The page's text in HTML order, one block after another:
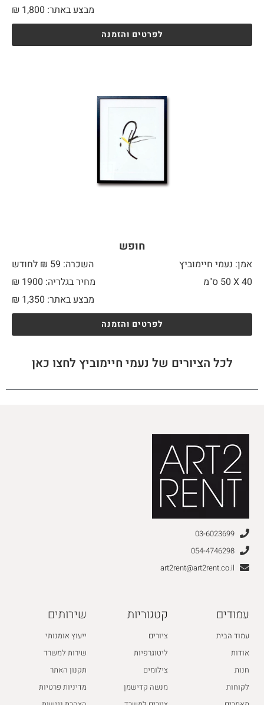
מבצע באתר:
₪ 1,800
לפרטים והזמנה
חופש
אמן: נעמי חיימוביץ
השכרה: 59 ₪ לחודש
40 X
מחיר בגלריה: 1900 ₪
מבצע באתר:
₪ 1,350
לפרטים והזמנה
לכל הציורים של נעמי חיימוביץ לחצו כאן
03-6023699
054-4746298
art2rent@art2rent.co.il
עמודים
עמוד הבית
אודות
חנות
לקוחות
קטגוריות
ציורים
ליטוגרפיות
צילומים
מנשה קדישמן
שירותים
ייעוץ אומנותי
שירות למשרד
תקנון האתר
מדיניות פרטיות